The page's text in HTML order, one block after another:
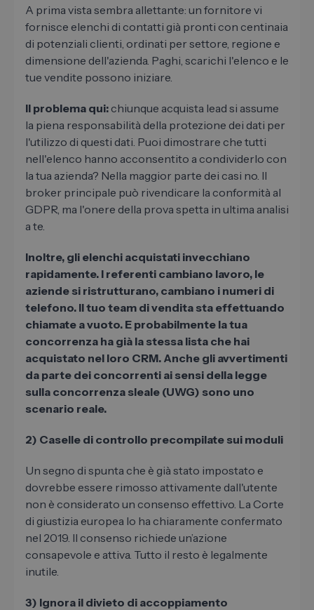
A prima vista sembra allettante: un fornitore vi
fornisce elenchi di contatti già pronti con centinaia
di potenziali clienti, ordinati per settore, regione e
dimensione dell'azienda. Paghi, scarichi l'elenco e le
tue vendite possono iniziare.
Il problema qui: chiunque acquista lead si assume
la piena responsabilità della protezione dei dati per
l'utilizzo di questi dati. Puoi dimostrare che tutti
nell'elenco hanno acconsentito a condividerlo con
la tua azienda? Nella maggior parte dei casi no. Il
broker principale può rivendicare la conformità al
GDPR, ma l'onere della prova spetta in ultima analisi
a te.
Inoltre, gli elenchi acquistati invecchiano
rapidamente. I referenti cambiano lavoro, le
aziende si ristrutturano, cambiano i numeri di
telefono. Il tuo team di vendita sta effettuando
chiamate a vuoto. E probabilmente la tua
concorrenza ha già la stessa lista che hai
acquistato nel loro CRM. Anche gli avvertimenti
da parte dei concorrenti ai sensi della legge
sulla concorrenza sleale (UWG) sono uno
scenario reale.
2) Caselle di controllo precompilate sui moduli
Un segno di spunta che è già stato impostato e
dovrebbe essere rimosso attivamente dall'utente
non è considerato un consenso effettivo. La Corte
di giustizia europea lo ha chiaramente confermato
nel 2019. Il consenso richiede un’azione
consapevole e attiva. Tutto il resto è legalmente
inutile.
3) Ignora il divieto di accoppiamento